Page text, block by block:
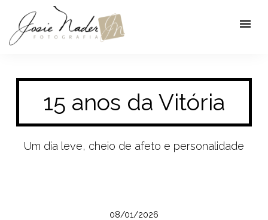
menu
15 anos da Vitória
Um dia leve, cheio de afeto e personalidade
08/01/2026